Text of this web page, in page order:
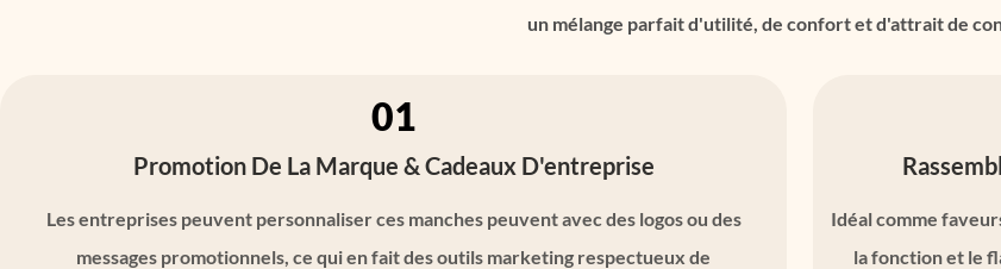
un mélange parfait d'utilité, de confort et d'attrait de
01
Promotion De La Marque & Cadeaux D'entreprise
Les entreprises peuvent personnaliser ces manches peuvent avec des logos ou des
messages promotionnels, ce qui en fait des outils marketing respectueux de
Idéal comme
la fonction et le